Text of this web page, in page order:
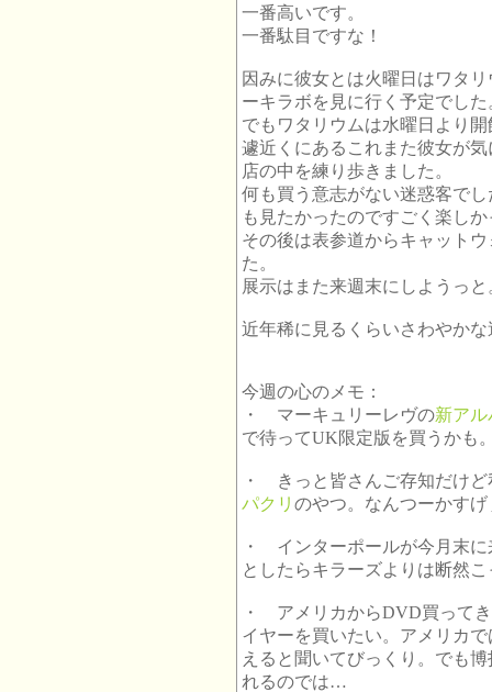
一番高いです。
一番駄目ですな！
因みに彼女とは火曜日はワタ
ーキラボを見に行く予定でした
でもワタリウムは水曜日より
遽近くにあるこれまた彼女が
店の中を練り歩きました。
何も買う意志がない迷惑客で
も見たかったのですごく楽し
その後は表参道からキャット
た。
展示はまた来週末にしようっと
近年稀に見るくらいさわやか
今週の心のメモ：
・ マーキュリーレヴの新アル
で待ってUK限定版を買うかも
・ きっと皆さんご存知だけ
パクリ のやつ。なんつーかす
・ インターポールが今月末
としたらキラーズよりは断然
・ アメリカからDVD買って
イヤーを買いたい。アメリカ
えると聞いてびっくり。でも
れるのでは…